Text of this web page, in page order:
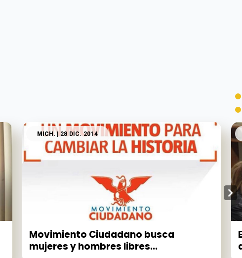
MICH. | 28 DIC. 2014
Movimiento Ciudadano busca
mujeres y hombres libres...